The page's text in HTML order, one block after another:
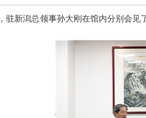
新潟总领事孙大刚在馆内分别会见